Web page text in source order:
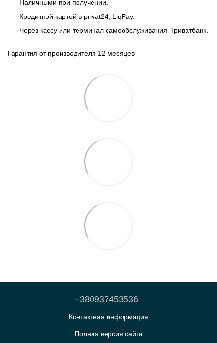
Наличными при получении.
Кредитной картой в privat24, LiqPay.
Через кассу или терминал самообслуживания Приватбанк.
Гарантия от производителя 12 месяцев
+380937453536
Контактная информация
Полная версия сайта